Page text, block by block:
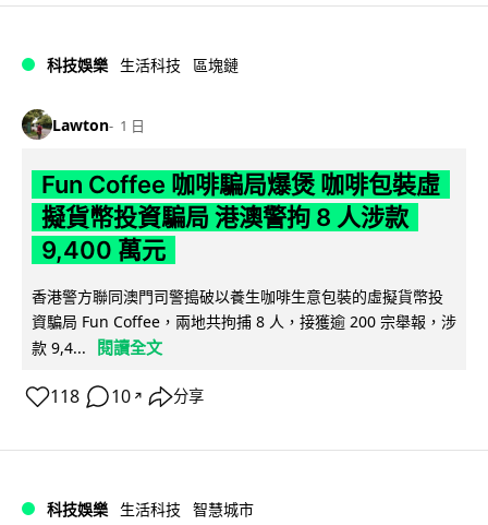
科技娛樂 生活科技 區塊鏈
Lawton 1 日
Fun Coffee 咖啡騙局爆煲 咖啡包裝虛
擬貨幣投資騙局 港澳警拘 8 人涉款
9,400 萬元
香港警方聯同澳門司警搗破以養生咖啡生意包裝的虛擬貨幣投
資騙局 Fun Coffee，兩地共拘捕 8 人，接獲逾 200 宗舉報，涉
款 9,4...
閱讀全文
118 10 ↗ 分享
科技娛樂 生活科技 智慧城市